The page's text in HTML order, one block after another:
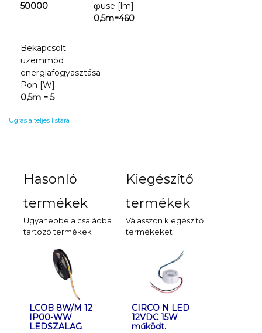
50000
ჶuse [lm]
0,5m=460
Bekapcsolt
üzemmód
energiafogyasztása
Pon [W]
0,5m = 5
Ugrás a teljes listára
Hasonló
termékek
Ugyanebbe a családba
tartozó termékek
LCOB 8W/M 12
IP00-WW
LEDSZALAG
LCOB 8W/M 12
IP65-WW
LEDSZALAG
Kiegészítő
termékek
Válasszon kiegészítő
termékeket
CIRCO N LED
12VDC 15W
működt.